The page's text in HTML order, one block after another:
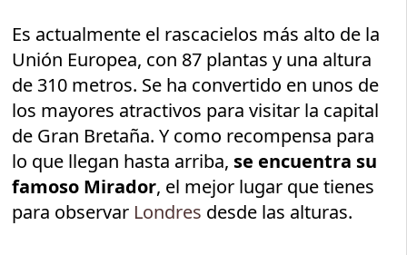
Es actualmente el rascacielos más alto de la
Unión Europea, con 87 plantas y una altura
de 310 metros. Se ha convertido en unos de
los mayores atractivos para visitar la capital
de Gran Bretaña. Y como recompensa para
lo que llegan hasta arriba, se encuentra su
famoso Mirador, el mejor lugar que tienes
para observar Londres desde las alturas.